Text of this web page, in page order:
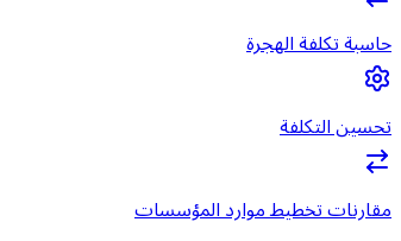
حاسبة تكلفة الهجرة
تحسين التكلفة
مقارنات تخطيط موارد المؤسسات